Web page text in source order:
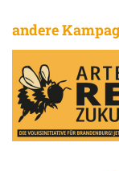
andere